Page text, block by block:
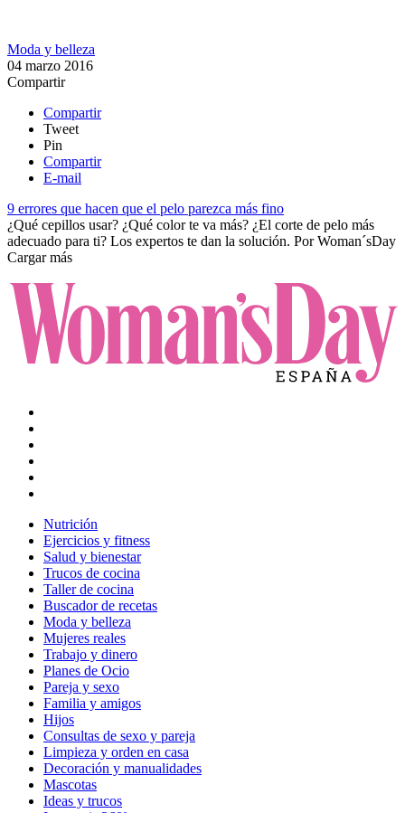
Moda y belleza
04 marzo 2016
Compartir
Compartir
Tweet
Pin
Compartir
E-mail
9 errores que hacen que el pelo parezca más fino
¿Qué cepillos usar? ¿Qué color te va más? ¿El corte de pelo más
adecuado para ti? Los expertos te dan la solución. PorWoman´sDay
Cargar más
Nutrición
Ejercicios y fitness
Salud y bienestar
Trucos de cocina
Taller de cocina
Buscador de recetas
Moda y belleza
Mujeres reales
Trabajo y dinero
Planes de Ocio
Pareja y sexo
Familia y amigos
Hijos
Consultas de sexo y pareja
Limpieza y orden en casa
Decoración y manualidades
Mascotas
Ideas y trucos